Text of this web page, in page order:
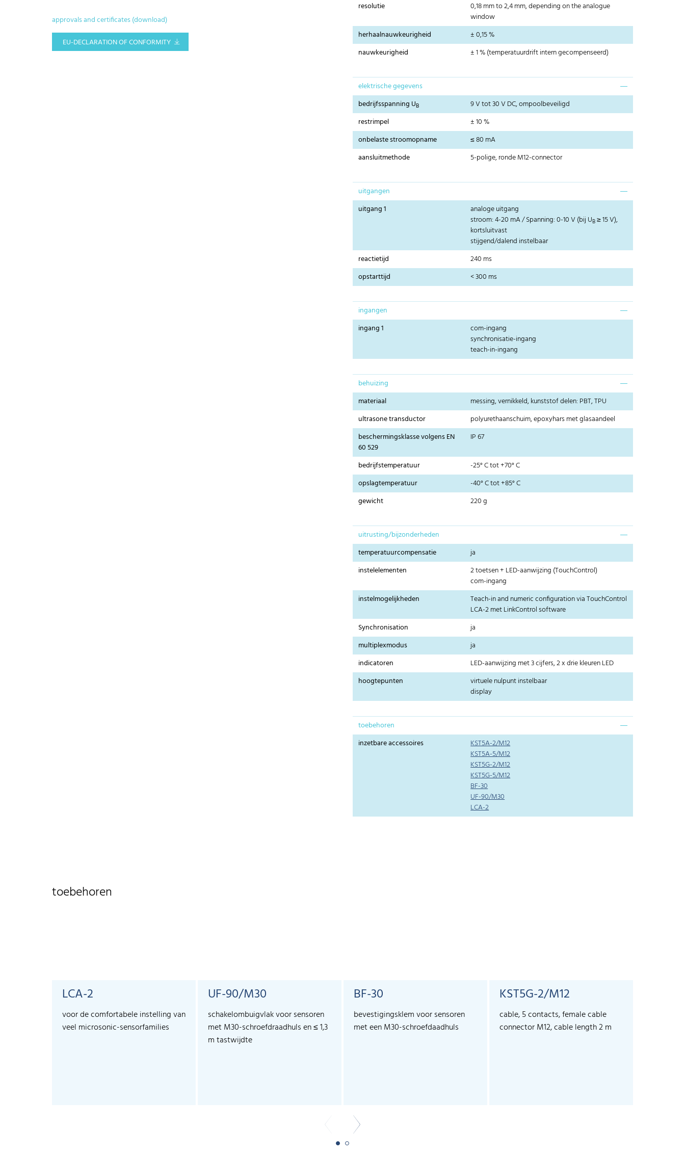
approvals and certificates (download)
EU-DECLARATION OF CONFORMITY
resolutie
0,18 mm to 2,4 mm, depending on the analogue
window
herhaalnauwkeurigheid
± 0,15 %
nauwkeurigheid
± 1 % (temperatuurdrift intern gecompenseerd)
elektrische gegevens
bedrijfsspanning UB
9 V tot 30 V DC, ompoolbeveiligd
restrimpel
± 10 %
onbelaste stroomopname
≤ 80 mA
aansluitmethode
5-polige, ronde M12-connector
uitgangen
uitgang 1
analoge uitgang
stroom: 4-20 mA / Spanning: 0-10 V (bij UB≥ 15 V),
kortsluitvast
stijgend/dalend instelbaar
reactietijd
240 ms
opstarttijd
< 300 ms
ingangen
ingang 1
com-ingang
synchronisatie-ingang
teach-in-ingang
behuizing
materiaal
messing, vernikkeld, kunststof delen: PBT, TPU
ultrasone transductor
polyurethaanschuim, epoxyhars met glasaandeel
beschermingsklasse volgens EN
60 529
IP 67
bedrijfstemperatuur
-25° C tot +70° C
opslagtemperatuur
-40° C tot +85° C
gewicht
220 g
uitrusting/bijzonderheden
temperatuurcompensatie
ja
instelelementen
2 toetsen + LED-aanwijzing (TouchControl)
com-ingang
instelmogelijkheden
Teach-in and numeric configuration via TouchControl
LCA-2 met LinkControl software
Synchronisation
ja
multiplexmodus
ja
indicatoren
LED-aanwijzing met 3 cijfers, 2 x drie kleuren LED
hoogtepunten
virtuele nulpunt instelbaar
display
toebehoren
inzetbare accessoires
KST5A-2/M12
KST5A-5/M12
KST5G-2/M12
KST5G-5/M12
BF-30
UF-90/M30
LCA-2
toebehoren
LCA-2
voor de comfortabele instelling van
veel microsonic-sensorfamilies
UF-90/M30
schakelombuigvlak voor sensoren
met M30-schroefdraadhuls en ≤ 1,3
m tastwijdte
BF-30
bevestigingsklem voor sensoren
met een M30-schroefdaadhuls
KST5G-2/M12
cable, 5 contacts, female cable
connector M12, cable length 2 m